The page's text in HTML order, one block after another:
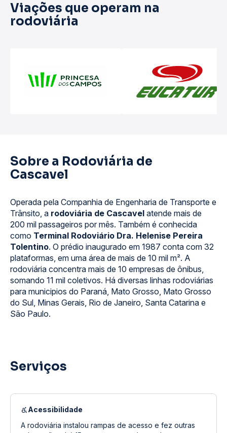
Viações que operam na
rodoviária
Sobre a Rodoviária de
Cascavel
Operada pela Companhia de Engenharia de Transporte e
Trânsito, a rodoviária de Cascavel atende mais de
200 mil passageiros por mês. Também é conhecida
como Terminal Rodoviário Dra. Helenise Pereira
Tolentino. O prédio inaugurado em 1987 conta com 32
plataformas, em uma área de mais de 10 mil m². A
rodoviária concentra mais de 10 empresas de ônibus,
somando 11 mil coletivos. Há diversas linhas rodoviárias
para municipios do Paraná, Mato Grosso, Mato Grosso
do Sul, Minas Gerais, Rio de Janeiro, Santa Catarina e
São Paulo.
Serviços
Acessibilidade
A rodoviária instalou rampas de acesso e fez outras